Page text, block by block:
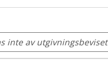
inte av